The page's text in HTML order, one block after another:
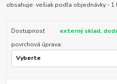
obsahuje: vešiak podľa objednávky - 1
Dostupnosť
externý sklad,
povrchová úprava: